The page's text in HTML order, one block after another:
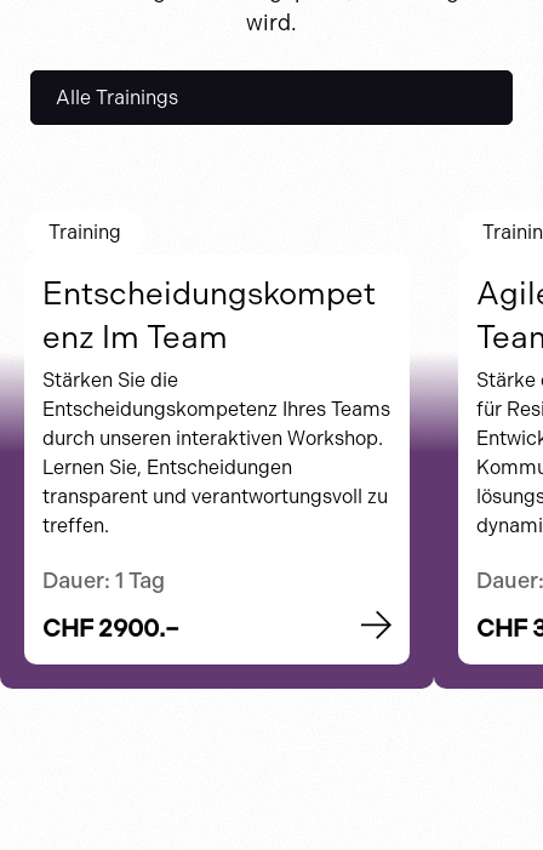
wird.
Alle Trainings
Training
Entscheidungskompet
enz Im Team
Stärken Sie die
Entscheidungskompetenz Ihres Teams
durch unseren interaktiven Workshop.
Lernen Sie, Entscheidungen
transparent und verantwortungsvoll zu
treffen.
Dauer: 1 Tag
CHF 2900.–
Stärke
für
CHF